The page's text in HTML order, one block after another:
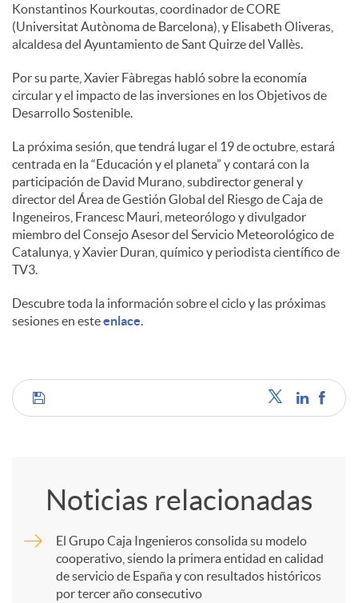
Konstantinos Kourkoutas, coordinador de CORE
(Universitat Autònoma de Barcelona), y Elisabeth Oliveras,
alcaldesa del Ayuntamiento de Sant Quirze del Vallès.
Por su parte, Xavier Fàbregas habló sobre la economía
circular y el impacto de las inversiones en los Objetivos de
Desarrollo Sostenible.
La próxima sesión, que tendrá lugar el 19 de octubre, estará
centrada en la “Educación y el planeta” y contará con la
participación de David Murano, subdirector general y
director del Área de Gestión Global del Riesgo de Caja de
Ingeneiros, Francesc Mauri, meteorólogo y divulgador
miembro del Consejo Asesor del Servicio Meteorológico de
Catalunya, y Xavier Duran, químico y periodista científico de
TV3.
Descubre toda la información sobre el ciclo y las próximas
sesiones en esteenlace.
C
m
Noticias relacionadas
El Grupo Caja Ingenieros consolida su modelo
cooperativo, siendo la primera entidad en calidad
de servicio de España y con resultados históricos
por tercer año consecutivo